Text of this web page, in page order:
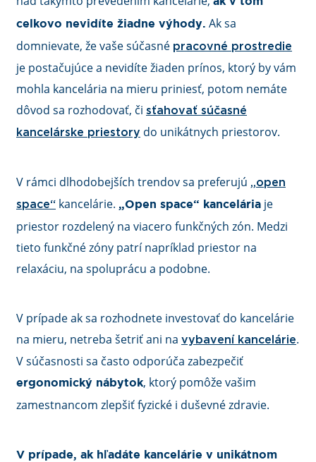
celkovo nevidíte žiadne výhody. Ak sa
domnievate, že vaše súčasné pracovné prostredie
je postačujúce a nevidíte žiaden prínos, ktorý by vám
mohla kancelária na mieru priniesť, potom nemáte
dôvod sa rozhodovať, či sťahovať súčasné
kancelárske priestory do unikátnych priestorov.
V rámci dlhodobejších trendov sa preferujú „open
space“ kancelárie. „Open space“ kancelária je
priestor rozdelený na viacero funkčných zón. Medzi
tieto funkčné zóny patrí napríklad priestor na
relaxáciu, na spoluprácu a podobne.
V prípade ak sa rozhodnete investovať do kancelárie
na mieru, netreba šetriť ani na vybavení kancelárie.
V súčasnosti sa často odporúča zabezpečiť
ergonomický nábytok, ktorý pomôže vašim
zamestnancom zlepšiť fyzické i duševné zdravie.
V prípade, ak hľadáte kancelárie v unikátnom